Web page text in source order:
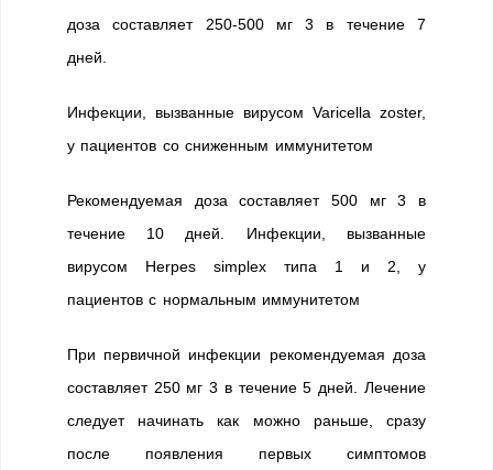
доза составляет 250-500 мг 3 в течение 7
дней.
Инфекции, вызванные вирусом Varicella zoster,
у пациентов со сниженным иммунитетом
Рекомендуемая доза составляет 500 мг 3 в
течение 10 дней. Инфекции, вызванные
вирусом Herpes simplex типа 1 и 2, у
пациентов с нормальным иммунитетом
При первичной инфекции рекомендуемая доза
составляет 250 мг 3 в течение 5 дней. Лечение
следует начинать как можно раньше, сразу
после появления первых симптомов